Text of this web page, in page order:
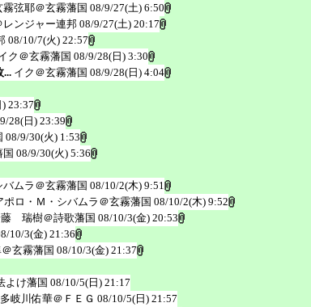
霧弦耶＠玄霧藩国 08/9/27(土) 6:50
ンジャー連邦 08/9/27(土) 20:17
08/10/7(火) 22:57
ク＠玄霧藩国 08/9/28(日) 3:30
... イク＠玄霧藩国 08/9/28(日) 4:04
23:37
28(日) 23:39
08/9/30(火) 1:53
08/9/30(火) 5:36
ムラ＠玄霧藩国 08/10/2(木) 9:51
ポロ・Ｍ・シバムラ＠玄霧藩国 08/10/2(木) 9:52
瑞樹＠詩歌藩国 08/10/3(金) 20:53
10/3(金) 21:36
玄霧藩国 08/10/3(金) 21:37
よけ藩国 08/10/5(日) 21:17
多岐川佑華＠ＦＥＧ 08/10/5(日) 21:57